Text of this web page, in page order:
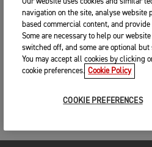
navigation on the site, analyse website
based commercial content, and
Some are necessary to help our
switched off, and some are optional
You may accept all cookies by clicking
cookie preferences. Cookie Policy
COOKIE PREFERENCES